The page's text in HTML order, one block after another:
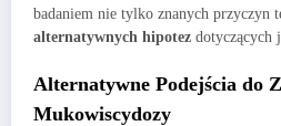
badaniem nie tylko znanych przyczyn
alternatywnych hipotez dotyczących
Alternatywne Podejścia do
Mukowiscydozy